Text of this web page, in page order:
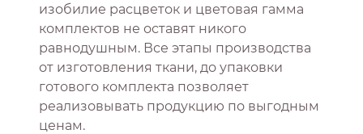
изобилие расцветок и цветовая гамма
комплектов не оставят никого
равнодушным. Все этапы производства
от изготовления ткани, до упаковки
готового комплекта позволяет
реализовывать продукцию по выгодным
ценам.